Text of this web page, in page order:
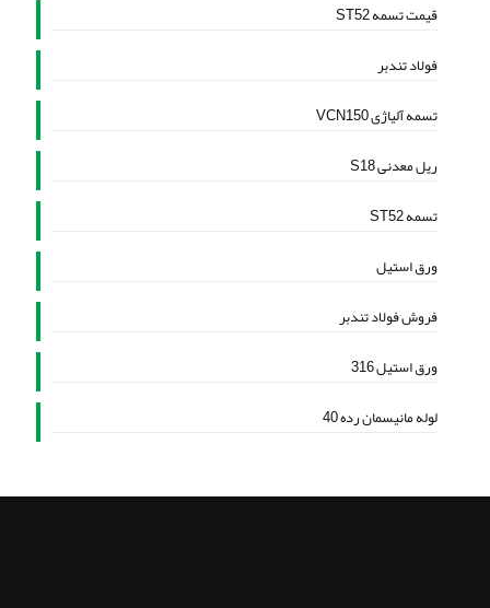
قیمت تسمه ST52
فولاد تندبر
تسمه آلیاژی VCN150
ریل معدنی S18
تسمه ST52
ورق استیل
فروش فولاد تندبر
ورق استیل 316
لوله مانیسمان رده 40